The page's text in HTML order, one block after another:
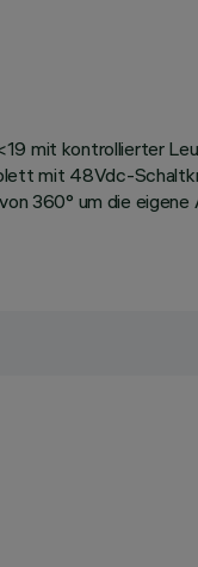
mit kontrollierter
mit 48Vdc-
360° um die